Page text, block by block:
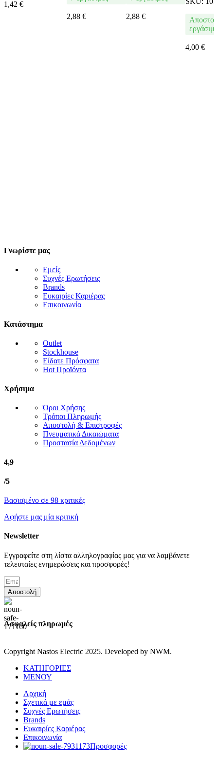
1,42 €
2,88 € 2,88 €
4,00 €
Γνωρίστε μας
Εμείς
Συχνές Ερωτήσεις
Brands
Ευκαιρίες Καριέρας
Επικοινωνία
Κατάστημα
Outlet
Stockhouse
Είδατε Πρόσφατα
Hot Προϊόντα
Χρήσιμα
Όροι Χρήσης
Τρόποι Πληρωμής
Αποστολή & Επιστροφές
Πνευματικά Δικαιώματα
Προστασία Δεδομένων
4,9
/5
Βασισμένο σε 98 κριτικές
Αφήστε μας μία κριτική
Newsletter
Εγγραφείτε στη λίστα αλληλογραφίας μας για να λαμβάνετε
τελευταίες ενημερώσεις και προσφορές!
Αποστολή
Ασφαλείς πληρωμές
Copyright Nastos Electric 2025. Developed by NWM.
ΚΑΤΗΓΟΡΙΕΣ
ΜΕΝΟΥ
Αρχική
Σχετικά με εμάς
Συχνές Ερωτήσεις
Brands
Ευκαιρίες Καριέρας
Επικοινωνία
Προσφορές